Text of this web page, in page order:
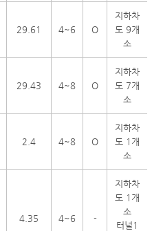
29.61 4~6 O
지하차
도 9개
소
29.43 4~8 O
지하차
도 7개
소
2.4 4~8 O
지하차
도 1개
소
4.35 4~6 -
지하차
도 1개
소
터널1